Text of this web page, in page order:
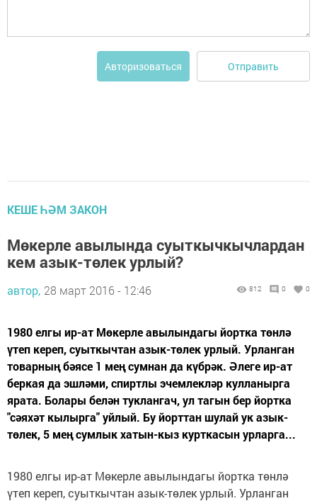
Авторизоваться Отправить
КЕШЕ ҺӘМ ЗАКОН
Мөкерле авылында суыткычкычлардан
кем азык-төлек урлый?
автор, 28 март 2016 - 12:46 812 0 0
1980 елгы ир-ат Мөкерле авылындагы йортка төнлә
үтеп кереп, суыткычтан азык-төлек урлый. Урланган
товарның бәясе 1 мең сумнан да күбрәк. Әлеге ир-ат
беркая да эшләми, спиртлы эчемлекләр кулланырга
ярата. Болары белән туклангач, ул тагын бер йортка
"сәяхәт кылырга" уйлый. Бу йорттан шулай ук азык-
төлек, 5 мең сумлык хатын-кыз курткасын урларга...
1980 елгы ир-ат Мөкерле авылындагы йортка төнлә
үтеп кереп, суыткычтан азык-төлек урлый. Урланган